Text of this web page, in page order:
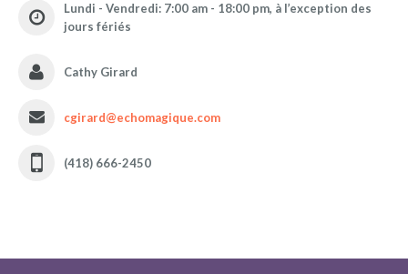
Lundi - Vendredi: 7:00 am - 18:00 pm, à l’exception des
jours fériés
Cathy Girard
cgirard@echomagique.com
(418) 666-2450